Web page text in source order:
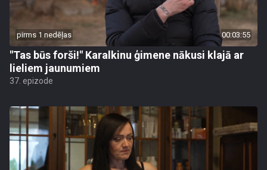
pirms 1 nedēļas 00:03:55
"Tas būs forši!" Karalkinu ģimene nākusi klajā ar
lieliem jaunumiem
37. epizode